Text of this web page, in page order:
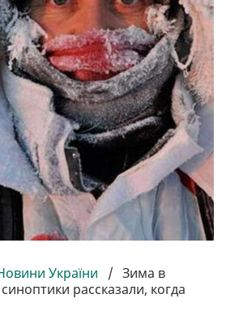
України / Зима в
рассказали, когда